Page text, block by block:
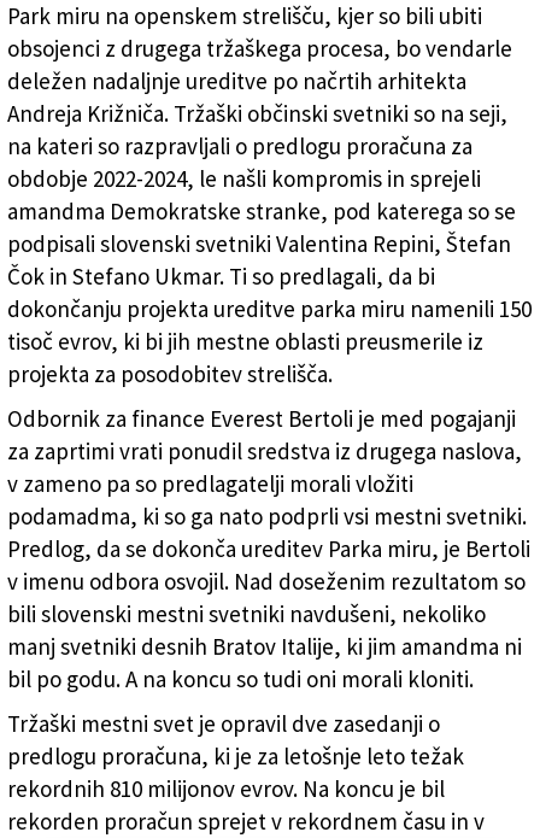
Nedokončani park miru na Opčinah (FotoDamj@n)
Park miru na openskem strelišču, kjer so bili ubiti
obsojenci z drugega tržaškega procesa, bo vendarle
deležen nadaljnje ureditve po načrtih arhitekta
Andreja Križniča. Tržaški občinski svetniki so na seji,
na kateri so razpravljali o predlogu proračuna za
obdobje 2022-2024, le našli kompromis in sprejeli
amandma Demokratske stranke, pod katerega so se
podpisali slovenski svetniki Valentina Repini, Štefan
Čok in Stefano Ukmar. Ti so predlagali, da bi
dokončanju projekta ureditve parka miru namenili 150
tisoč evrov, ki bi jih mestne oblasti preusmerile iz
projekta za posodobitev strelišča.
Odbornik za finance Everest Bertoli je med pogajanji
za zaprtimi vrati ponudil sredstva iz drugega naslova,
v zameno pa so predlagatelji morali vložiti
podamadma, ki so ga nato podprli vsi mestni svetniki.
Predlog, da se dokonča ureditev Parka miru, je Bertoli
v imenu odbora osvojil. Nad doseženim rezultatom so
bili slovenski mestni svetniki navdušeni, nekoliko
manj svetniki desnih Bratov Italije, ki jim amandma ni
bil po godu. A na koncu so tudi oni morali kloniti.
Tržaški mestni svet je opravil dve zasedanji o
predlogu proračuna, ki je za letošnje leto težak
rekordnih 810 milijonov evrov. Na koncu je bil
rekorden proračun sprejet v rekordnem času in v